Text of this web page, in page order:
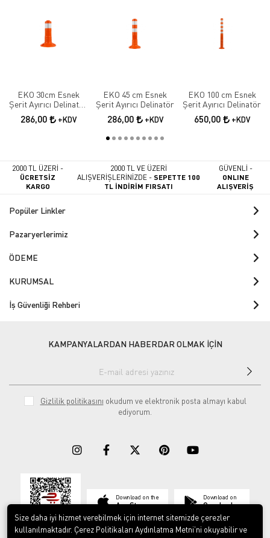
EKO 30cm Esnek
Şerit Ayırıcı Delinatör
Esnek Şerit Ayırıcı
286,00 +KDV
EKO 45 cm Esnek
Şerit Ayırıcı Delinatör
286,00 +KDV
EKO 100 cm Esnek
Şerit Ayırıcı Delinatör
650,00 +KDV
2000 TL ÜZERİ -
ÜCRETSİZ
KARGO
2000 TL VE ÜZERİ
ALIŞVERİŞLERİNİZDE -SEPETTE 100
TL İNDİRİM FIRSATI
GÜVENLİ -
ONLINE
ALIŞVERİŞ
Popüler Linkler
Pazaryerlerimiz
ÖDEME
KURUMSAL
İş Güvenliği Rehberi
KAMPANYALARDAN HABERDAR OLMAK İÇİN
Gizlilik politikasını okudum ve elektronik posta almayı kabul
ediyorum.
Download on the
App Store
Download on
Google play
Size daha iyi hizmet verebilmek için internet sitemizde çerezler
kullanılmaktadır. Çerez Politikaları Aydınlatma Metni’ni okuyabilir ve